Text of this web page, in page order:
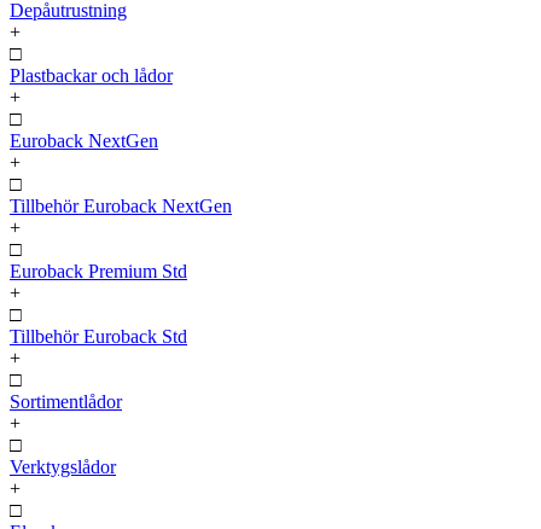
Depåutrustning
+
□
Plastbackar och lådor
+
□
Euroback NextGen
+
□
Tillbehör Euroback NextGen
+
□
Euroback Premium Std
+
□
Tillbehör Euroback Std
+
□
Sortimentlådor
+
□
Verktygslådor
+
□